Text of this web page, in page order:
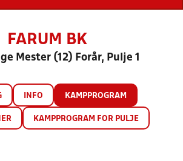
FARUM BK
Mester (12) Forår, Pulje 1
INFO KAMPPROGRAM
KAMPPROGRAM FOR PULJE